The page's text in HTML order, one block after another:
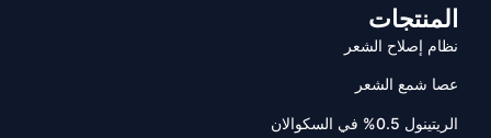
المنتجات
نظام إصلاح الشعر
عصا شمع الشعر
الريتينول 0.5% في السكوالان